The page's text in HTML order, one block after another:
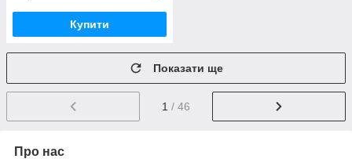
Купити
Показати ще
1 / 46
Про нас